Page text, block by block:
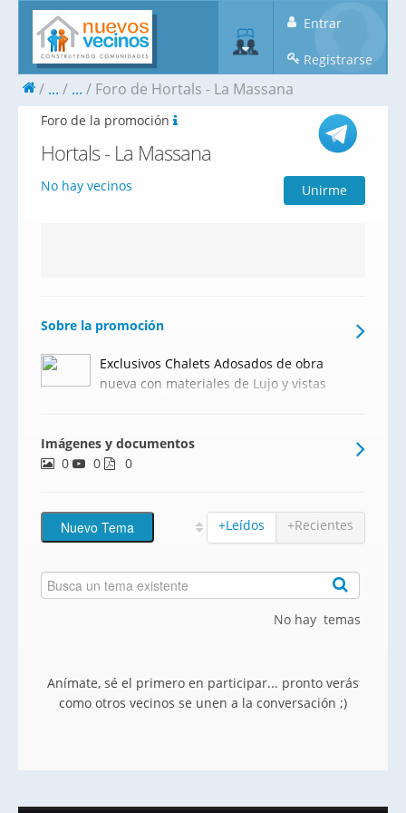
Entrar
Registrarse
... ... Foro de Hortals - La Massana
Foro de la promoción
Hortals - La Massana
No hay vecinos Unirme
Sobre la promoción
Exclusivos Chalets Adosados de obra
nueva con materiales de Lujo y vistas
Corazón de los PirineosBienvenidos a su
nuevo hogar soñado, un espectacular
Imágenes y documentos
0
0 0
+Leídos +Recientes
No hay temas
Anímate, sé el primero en participar... pronto verás
como otros vecinos se unen a la conversación ;)